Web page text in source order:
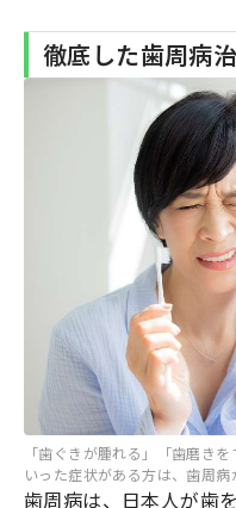
徹底した歯周病
「歯ぐきが腫れる」「歯磨き
いった症状がある方は、歯周
歯周病は、日本人が歯